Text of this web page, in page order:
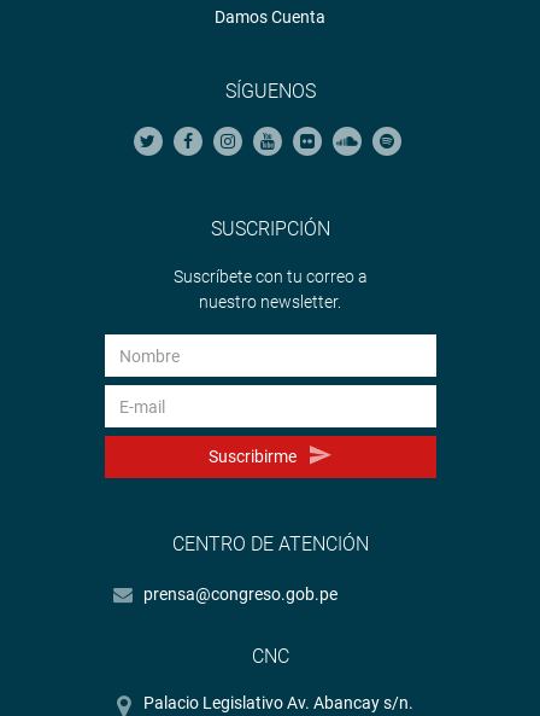
Damos Cuenta
SÍGUENOS
SUSCRIPCIÓN
Suscríbete con tu correo a
nuestro newsletter.
Suscribirme
CENTRO DE ATENCIÓN
prensa@congreso.gob.pe
CNC
Palacio Legislativo Av. Abancay s/n.